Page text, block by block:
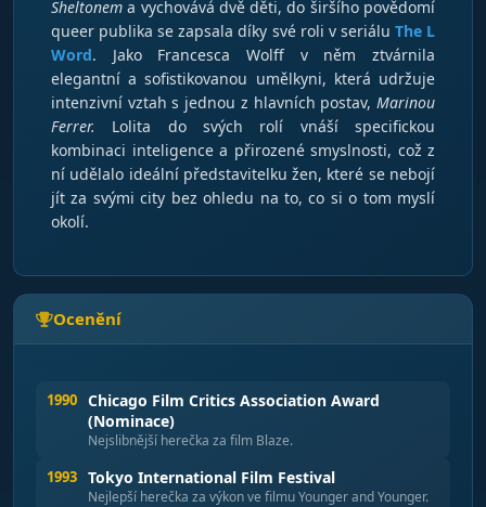
Sheltonem a vychovává dvě děti, do širšího povědomí
queer publika se zapsala díky své roli v seriálu The L
Word. Jako Francesca Wolff v něm ztvárnila
elegantní a sofistikovanou umělkyni, která udržuje
intenzivní vztah s jednou z hlavních postav, Marinou
Ferrer.
Lolita do svých rolí vnáší specifickou
kombinaci inteligence a přirozené smyslnosti, což z
ní udělalo ideální představitelku žen, které se nebojí
jít za svými city bez ohledu na to, co si o tom myslí
okolí.
Ocenění
1990 Chicago Film Critics Association Award
(Nominace)
Nejslibnější herečka za film Blaze.
1993 Tokyo International Film Festival
Nejlepší herečka za výkon ve filmu Younger and Younger.